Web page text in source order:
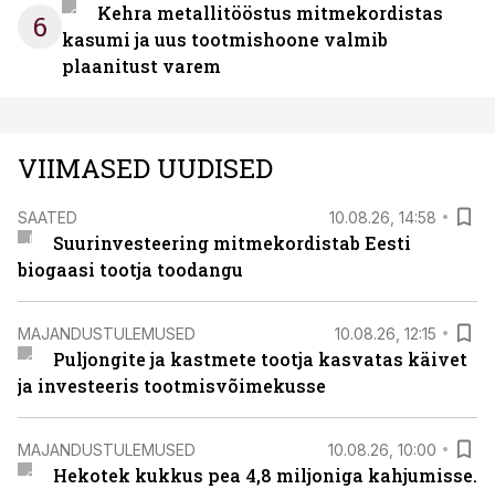
6
Kehra metallitööstus mitmekordistas
kasumi ja uus tootmishoone valmib
plaanitust varem
VIIMASED UUDISED
SAATED 10.08.26, 14:58
Suurinvesteering mitmekordistab Eesti
biogaasi tootja toodangu
MAJANDUSTULEMUSED 10.08.26, 12:15
Puljongite ja kastmete tootja kasvatas käivet
ja investeeris tootmisvõimekusse
MAJANDUSTULEMUSED 10.08.26, 10:00
Hekotek kukkus pea 4,8 miljoniga kahjumisse.